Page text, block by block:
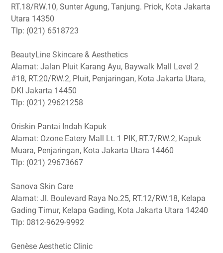
RT.18/RW.10, Sunter Agung, Tanjung. Priok, Kota Jakarta
Utara 14350
Tlp: (021) 6518723
BeautyLine Skincare & Aesthetics
Alamat: Jalan Pluit Karang Ayu, Baywalk Mall Level 2
#18, RT.20/RW.2, Pluit, Penjaringan, Kota Jakarta Utara,
DKI Jakarta 14450
Tlp: (021) 29621258
Oriskin Pantai Indah Kapuk
Alamat: Ozone Eatery Mall Lt. 1 PIK, RT.7/RW.2, Kapuk
Muara, Penjaringan, Kota Jakarta Utara 14460
Tlp: (021) 29673667
Sanova Skin Care
Alamat: Jl. Boulevard Raya No.25, RT.12/RW.18, Kelapa
Gading Timur, Kelapa Gading, Kota Jakarta Utara 14240
Tlp: 0812-9629-9992
Genèse Aesthetic Clinic